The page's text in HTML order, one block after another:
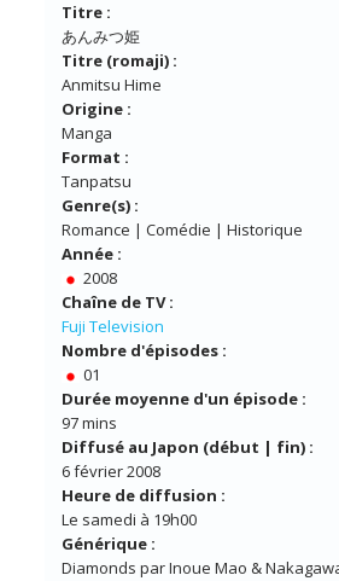
Titre :
あんみつ姫
Titre (romaji) :
Anmitsu Hime
Origine :
Manga
Format :
Tanpatsu
Genre(s) :
Romance | Comédie | Historique
Année :
2008
Chaîne de TV :
Fuji Television
Nombre d'épisodes :
01
Durée moyenne d'un épisode :
97 mins
Diffusé au Japon (début | fin) :
6 février 2008
Heure de diffusion :
Le samedi à 19h00
Générique :
Diamonds par Inoue Mao &